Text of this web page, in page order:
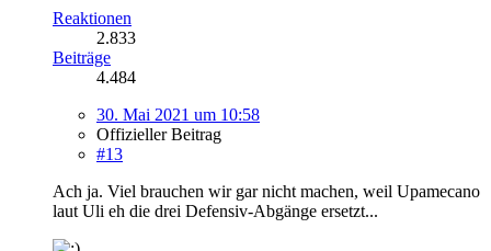
Reaktionen
2.833
Beiträge
4.484
30. Mai 2021 um 10:58
Offizieller Beitrag
#13
Ach ja. Viel brauchen wir gar nicht machen, weil Upamecano
laut Uli eh die drei Defensiv-Abgänge ersetzt...